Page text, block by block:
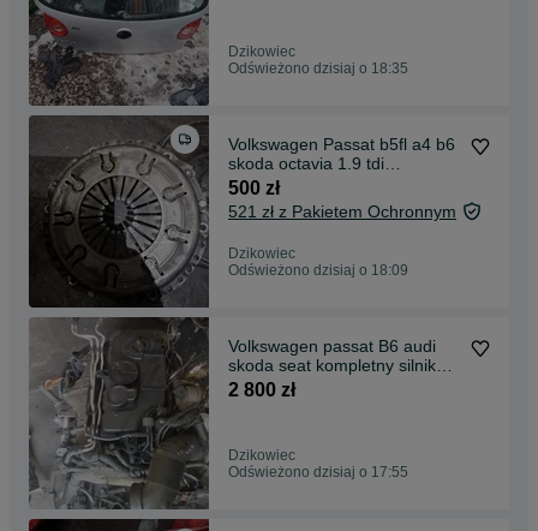
Dzikowiec
Odświeżono dzisiaj o 18:35
Volkswagen Passat b5fl a4 b6
skoda octavia 1.9 tdi
kompletne sprzęgło
500 zł
521 zł z Pakietem Ochronnym
Dzikowiec
Odświeżono dzisiaj o 18:09
Volkswagen passat B6 audi
skoda seat kompletny silnik
2.0 BMR
2 800 zł
Dzikowiec
Odświeżono dzisiaj o 17:55